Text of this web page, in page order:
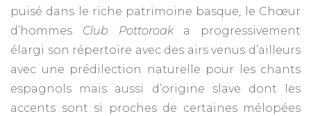
puisé dans le riche patrimoine basque, le Chœur
d’hommes Club Pottoroaka progressivement
élargi son répertoire avec des airs venus d’ailleurs
avec une prédilection naturelle pour les chants
espagnols mais aussi d’origine slave dont les
accents sont si proches de certaines mélopées